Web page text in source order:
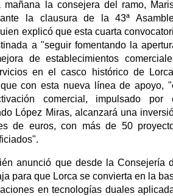
la consejera del ramo,
la clausura de la 43ª
explicó que esta cuarta
a "seguir fomentando la
de establecimientos
en el casco histórico de
con esta nueva línea de apoyo,
comercial, impulsado por
López Miras, alcanzará una
de euros, con más de 50
anunció que desde la Consejería
para que Lorca se convierta en la
en tecnologías duales